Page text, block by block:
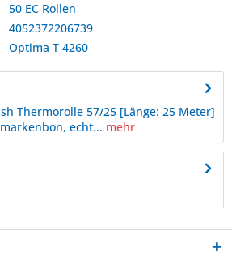
50 EC Rollen
4052372206739
Optima T 4260
Thermorolle 57/25 [Länge: 25 Meter]
echt... mehr